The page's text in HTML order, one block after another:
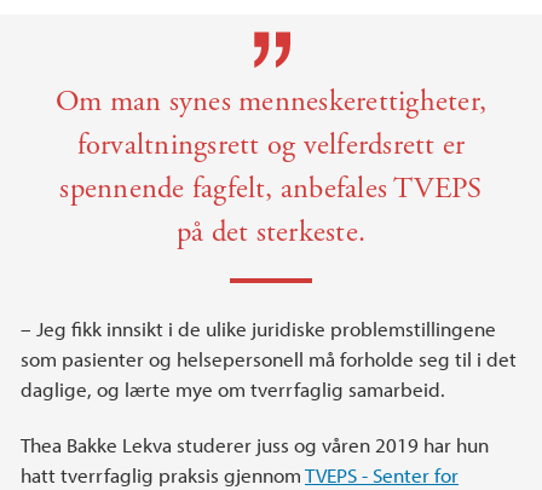
Om man synes menneskerettigheter,
forvaltningsrett og velferdsrett er
spennende fagfelt, anbefales TVEPS
på det sterkeste.
– Jeg fikk innsikt i de ulike juridiske problemstillingene
som pasienter og helsepersonell må forholde seg til i det
daglige, og lærte mye om tverrfaglig samarbeid.
Thea Bakke Lekva studerer juss og våren 2019 har hun
hatt tverrfaglig praksis gjennomTVEPS - Senter for